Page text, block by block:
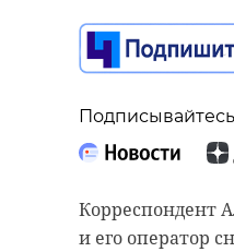
Корреспондент
и его оператор